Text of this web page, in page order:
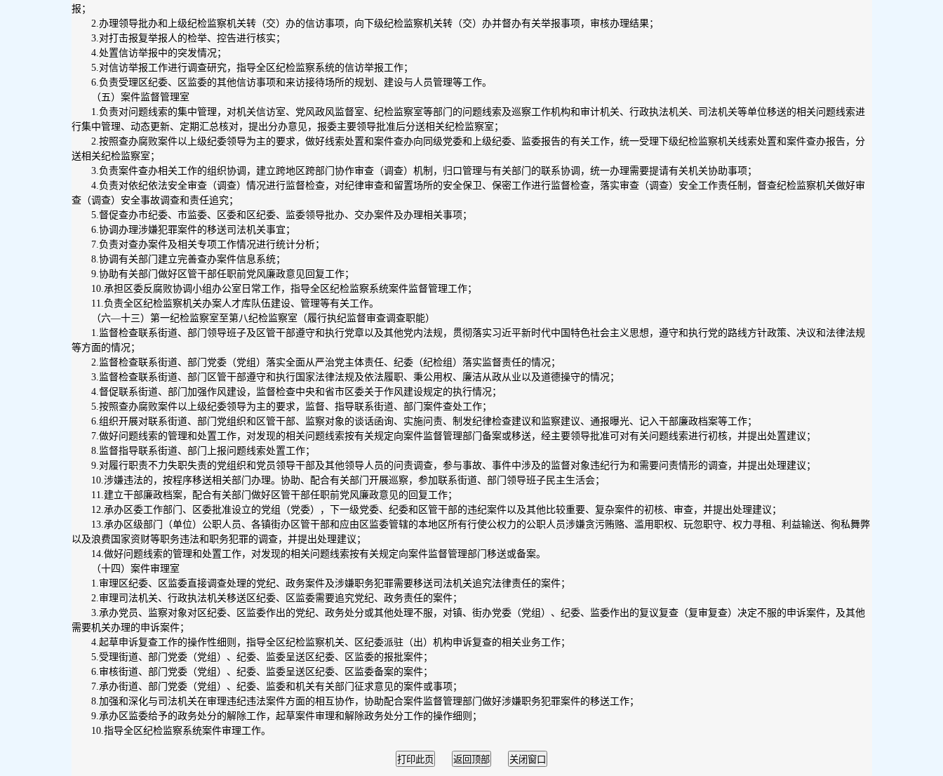
报；
2.办理领导批办和上级纪检监察机关转（交）办的信访事项，向下级纪检监察机关转（交）办并督办有关举报事项，审核办理结果；
3.对打击报复举报人的检举、控告进行核实；
4.处置信访举报中的突发情况；
5.对信访举报工作进行调查研究，指导全区纪检监察系统的信访举报工作；
6.负责受理区纪委、区监委的其他信访事项和来访接待场所的规划、建设与人员管理等工作。
（五）案件监督管理室
1.负责对问题线索的集中管理，对机关信访室、党风政风监督室、纪检监察室等部门的问题线索及巡察工作机构和审计机关、行政执法机关、司法机关等单位移送的相关问题线索进
行集中管理、动态更新、定期汇总核对，提出分办意见，报委主要领导批准后分送相关纪检监察室；
2.按照查办腐败案件以上级纪委领导为主的要求，做好线索处置和案件查办向同级党委和上级纪委、监委报告的有关工作，统一受理下级纪检监察机关线索处置和案件查办报告，分
送相关纪检监察室；
3.负责案件查办相关工作的组织协调，建立跨地区跨部门协作审查（调查）机制，归口管理与有关部门的联系协调，统一办理需要提请有关机关协助事项；
4.负责对依纪依法安全审查（调查）情况进行监督检查，对纪律审查和留置场所的安全保卫、保密工作进行监督检查，落实审查（调查）安全工作责任制，督查纪检监察机关做好审
查（调查）安全事故调查和责任追究；
5.督促查办市纪委、市监委、区委和区纪委、监委领导批办、交办案件及办理相关事项；
6.协调办理涉嫌犯罪案件的移送司法机关事宜；
7.负责对查办案件及相关专项工作情况进行统计分析；
8.协调有关部门建立完善查办案件信息系统；
9.协助有关部门做好区管干部任职前党风廉政意见回复工作；
10.承担区委反腐败协调小组办公室日常工作，指导全区纪检监察系统案件监督管理工作；
11.负责全区纪检监察机关办案人才库队伍建设、管理等有关工作。
（六—十三）第一纪检监察室至第八纪检监察室（履行执纪监督审查调查职能）
1.监督检查联系街道、部门领导班子及区管干部遵守和执行党章以及其他党内法规，贯彻落实习近平新时代中国特色社会主义思想，遵守和执行党的路线方针政策、决议和法律法规
等方面的情况；
2.监督检查联系街道、部门党委（党组）落实全面从严治党主体责任、纪委（纪检组）落实监督责任的情况；
3.监督检查联系街道、部门区管干部遵守和执行国家法律法规及依法履职、秉公用权、廉洁从政从业以及道德操守的情况；
4.督促联系街道、部门加强作风建设，监督检查中央和省市区委关于作风建设规定的执行情况；
5.按照查办腐败案件以上级纪委领导为主的要求，监督、指导联系街道、部门案件查处工作；
6.组织开展对联系街道、部门党组织和区管干部、监察对象的谈话函询、实施问责、制发纪律检查建议和监察建议、通报曝光、记入干部廉政档案等工作；
7.做好问题线索的管理和处置工作，对发现的相关问题线索按有关规定向案件监督管理部门备案或移送，经主要领导批准可对有关问题线索进行初核，并提出处置建议；
8.监督指导联系街道、部门上报问题线索处置工作；
9.对履行职责不力失职失责的党组织和党员领导干部及其他领导人员的问责调查，参与事故、事件中涉及的监督对象违纪行为和需要问责情形的调查，并提出处理建议；
10.涉嫌违法的，按程序移送相关部门办理。协助、配合有关部门开展巡察，参加联系街道、部门领导班子民主生活会；
11.建立干部廉政档案，配合有关部门做好区管干部任职前党风廉政意见的回复工作；
12.承办区委工作部门、区委批准设立的党组（党委），下一级党委、纪委和区管干部的违纪案件以及其他比较重要、复杂案件的初核、审查，并提出处理建议；
13.承办区级部门（单位）公职人员、各镇街办区管干部和应由区监委管辖的本地区所有行使公权力的公职人员涉嫌贪污贿赂、滥用职权、玩忽职守、权力寻租、利益输送、徇私舞弊
以及浪费国家资财等职务违法和职务犯罪的调查，并提出处理建议；
14.做好问题线索的管理和处置工作，对发现的相关问题线索按有关规定向案件监督管理部门移送或备案。
（十四）案件审理室
1.审理区纪委、区监委直接调查处理的党纪、政务案件及涉嫌职务犯罪需要移送司法机关追究法律责任的案件；
2.审理司法机关、行政执法机关移送区纪委、区监委需要追究党纪、政务责任的案件；
3.承办党员、监察对象对区纪委、区监委作出的党纪、政务处分或其他处理不服，对镇、街办党委（党组）、纪委、监委作出的复议复查（复审复查）决定不服的申诉案件，及其他
需要机关办理的申诉案件；
4.起草申诉复查工作的操作性细则，指导全区纪检监察机关、区纪委派驻（出）机构申诉复查的相关业务工作；
5.受理街道、部门党委（党组）、纪委、监委呈送区纪委、区监委的报批案件；
6.审核街道、部门党委（党组）、纪委、监委呈送区纪委、区监委备案的案件；
7.承办街道、部门党委（党组）、纪委、监委和机关有关部门征求意见的案件或事项；
8.加强和深化与司法机关在审理违纪违法案件方面的相互协作，协助配合案件监督管理部门做好涉嫌职务犯罪案件的移送工作；
9.承办区监委给予的政务处分的解除工作，起草案件审理和解除政务处分工作的操作细则；
10.指导全区纪检监察系统案件审理工作。